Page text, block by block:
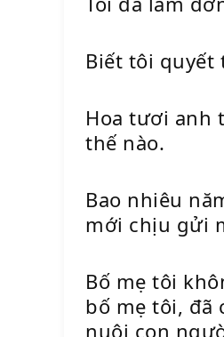
Biết tôi quyết
Hoa tươi anh
thế nào.
Bao nhiêu
mới chịu gửi
Bố mẹ tôi
bố mẹ tôi, đã
nuôi con